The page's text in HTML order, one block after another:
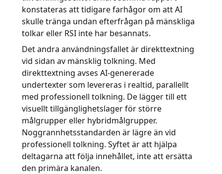
konstateras att tidigare farhågor om att AI
skulle tränga undan efterfrågan på mänskliga
tolkar eller RSI inte har besannats.
Det andra användningsfallet är direkttextning
vid sidan av mänsklig tolkning. Med
direkttextning avses AI-genererade
undertexter som levereras i realtid, parallellt
med professionell tolkning. De lägger till ett
visuellt tillgänglighetslager för större
målgrupper eller hybridmålgrupper.
Noggrannhetsstandarden är lägre än vid
professionell tolkning. Syftet är att hjälpa
deltagarna att följa innehållet, inte att ersätta
den primära kanalen.